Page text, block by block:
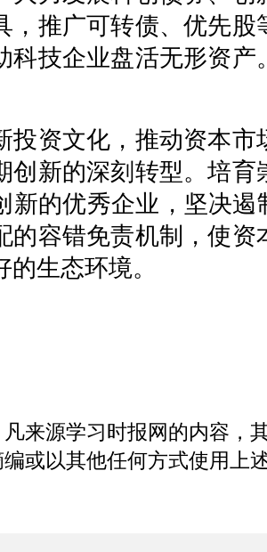
，推广可转债、优先
科技企业盘活无形资
文化，推动资本市
创新的深刻转型。培
新的优秀企业，坚决
的容错免责机制，使
生态环境。
凡来源学习时报网的内容
或以其他任何方式使用上